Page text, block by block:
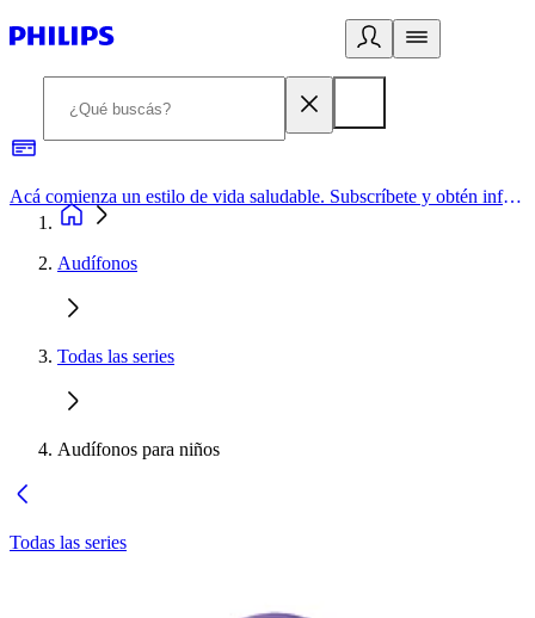
Acá comienza un estilo de vida saludable. Subscríbete y obtén información de primera mano
Audífonos
Todas las series
Audífonos para niños
Todas las series